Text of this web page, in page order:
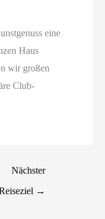
eine
Haus
wir großen
Club-
Nächster
→